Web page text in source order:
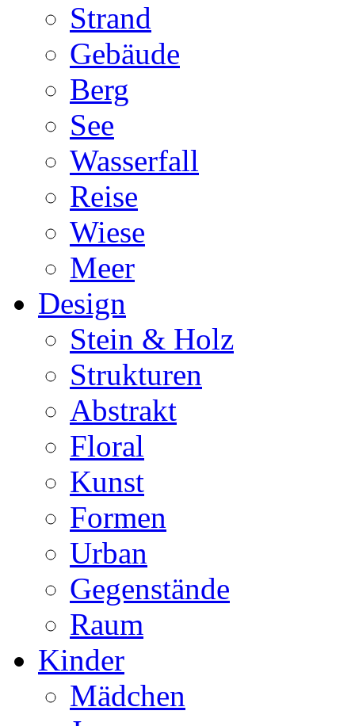
Strand
Gebäude
Berg
See
Wasserfall
Reise
Wiese
Meer
Design
Stein & Holz
Strukturen
Abstrakt
Floral
Kunst
Formen
Urban
Gegenstände
Raum
Kinder
Mädchen